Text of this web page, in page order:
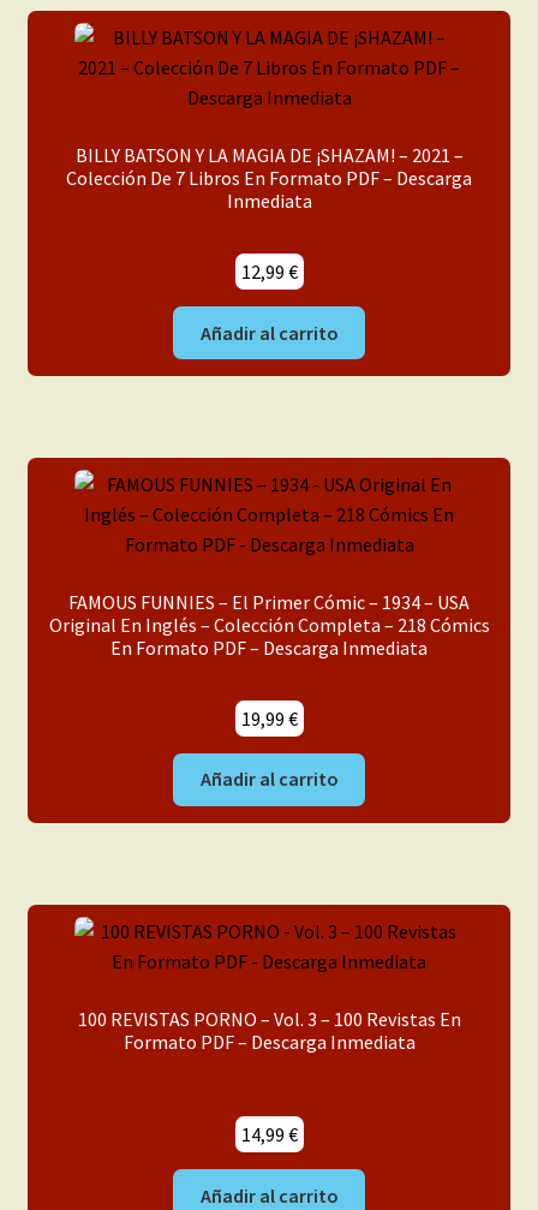
BILLY BATSON Y LA MAGIA DE ¡SHAZAM! – 2021 –
Colección De 7 Libros En Formato PDF – Descarga
Inmediata
12,99 €
Añadir al carrito
FAMOUS FUNNIES – El Primer Cómic – 1934 – USA
Original En Inglés – Colección Completa – 218 Cómics
En Formato PDF – Descarga Inmediata
19,99 €
Añadir al carrito
100 REVISTAS PORNO – Vol. 3 – 100 Revistas En
Formato PDF – Descarga Inmediata
14,99 €
Añadir al carrito